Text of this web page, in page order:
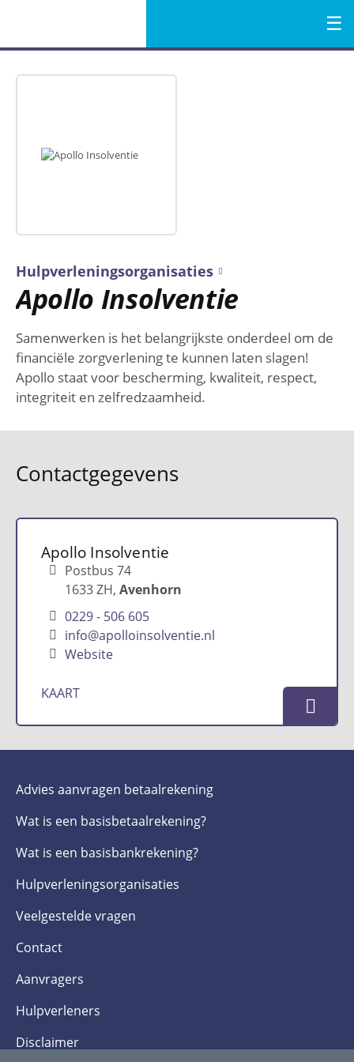
Menu
Hulpverleningsorganisaties
Apollo Insolventie
Samenwerken is het belangrijkste onderdeel om de
financiële zorgverlening te kunnen laten slagen!
Apollo staat voor bescherming, kwaliteit, respect,
integriteit en zelfredzaamheid.
Contactgegevens
Apollo Insolventie
Postbus 74
1633 ZH Avenhorn
0229 - 506 605
info@apolloinsolventie.nl
Website
KAART
Advies aanvragen betaalrekening
Wat is een basis­betaalrekening?
Wat is een basis­bankrekening?
Hulpverlenings­organisaties
Veelgestelde­ vragen
Contact
Aanvragers
Hulpverleners
Disclaimer